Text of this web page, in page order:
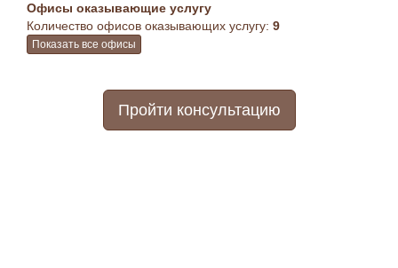
Офисы оказывающие услугу
Количество офисов оказывающих услугу: 9
Показать все офисы
Пройти консультацию